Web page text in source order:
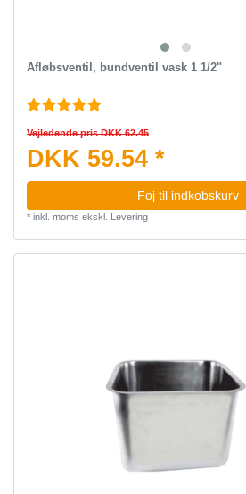
Afløbsventil, bundventil vask 1 1/2"
Vejledende pris DKK 62.45
DKK 59.54 *
Foj til indkobskurv
* inkl. moms ekskl. Levering